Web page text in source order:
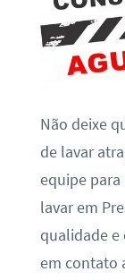
Não deixe
de lavar
equipe
lavar em
qualidade e
em contato